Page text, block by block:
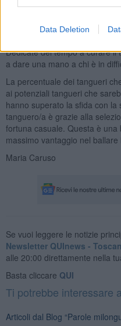
Data Deletion
10. Coltivate il tango
L’evoluzione del tango ha a
Dedicate del tempo a curare il
a dare una mano a chi è in
La percentuale dei tangueri
ai potenziali tangueri che
hanno superato la sfida con
tanguero/a è grazie alla
fortuna casuale. Questa è
massimo vantaggio nel
Maria Caruso
Se vuoi leggere le notizie
Newsletter QUInews -
alle 20:00 direttamente nella
Basta cliccare QUI
Ti potrebbe interessare
Articoli dal Blog “Parole